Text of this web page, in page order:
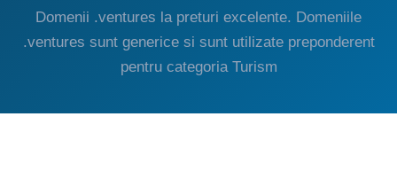
Domenii .ventures la preturi excelente. Domeniile
.ventures sunt generice si sunt utilizate preponderent
pentru categoria Turism